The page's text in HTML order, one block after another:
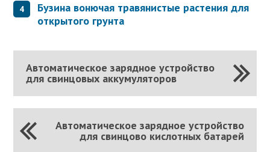
Бузина вонючая травянистые растения для
открытого грунта
Автоматическое зарядное устройство
для свинцовых аккумуляторов
Автоматическое зарядное устройство
для свинцово кислотных батарей